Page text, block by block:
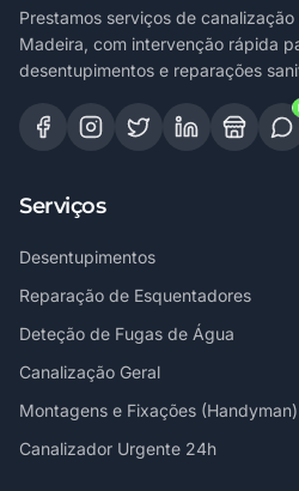
Prestamos serviços de
Madeira, com intervenção rápida
desentupimentos e reparações
Serviços
Desentupimentos
Reparação de Esquentadores
Deteção de Fugas de Água
Canalização Geral
Montagens e Fixações (Handyman)
Canalizador Urgente 24h